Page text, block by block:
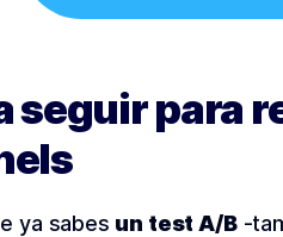
seguir para
ya sabes un test A/B-